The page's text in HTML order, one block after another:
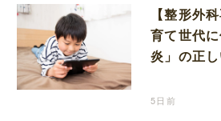
【整形外
育て世代
炎」の正
5日前